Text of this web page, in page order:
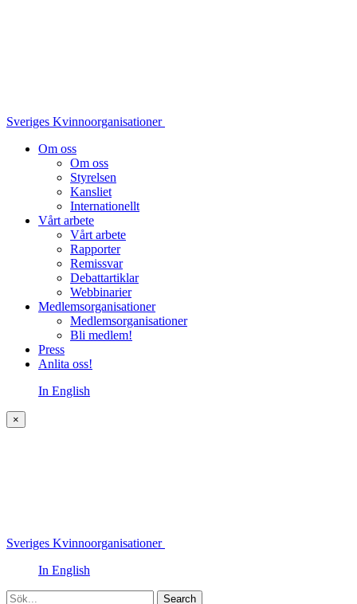
Sveriges Kvinnoorganisationer
Om oss
Om oss
Styrelsen
Kansliet
Internationellt
Vårt arbete
Vårt arbete
Rapporter
Remissvar
Debattartiklar
Webbinarier
Medlemsorganisationer
Medlemsorganisationer
Bli medlem!
Press
Anlita oss!
In English
×
Sveriges Kvinnoorganisationer
In English
Sök